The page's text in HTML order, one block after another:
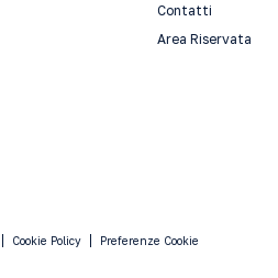
Contatti
Area Riservata
Cookie Policy Preferenze Cookie